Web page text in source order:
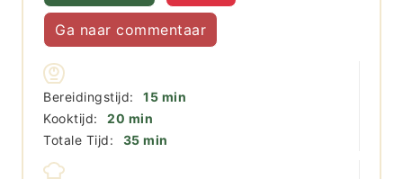
Ga naar commentaar
Bereidingstijd: 15minuten
min
Kooktijd:
20 minuten
min
Totale Tijd:
35minuten
min